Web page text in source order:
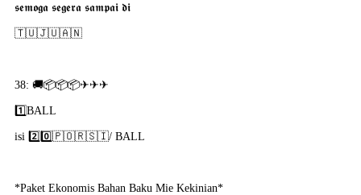
𝖘𝖊𝖒𝖔𝖌𝖆 𝖘𝖊𝖌𝖊𝖗𝖆 𝖘𝖆𝖒𝖕𝖆𝖎 𝖉𝖎
🇹​🇺​🇯​🇺​🇦​🇳​
38: 🚚📦📦📦✈✈✈
1️⃣BALL
isi 2️⃣0️⃣🇵​🇴​🇷​🇸​🇮​/ BALL
*Paket Ekonomis Bahan Baku Mie Kekinian*